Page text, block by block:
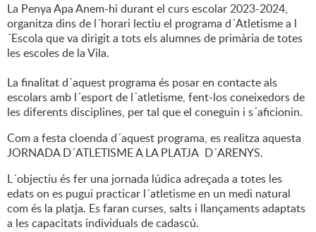
La Penya Apa Anem-hi durant el curs escolar 2023-2024,
organitza dins de l´horari lectiu el programa d´Atletisme a l
´Escola que va dirigit a tots els alumnes de primària de totes
les escoles de la Vila.
La finalitat d´aquest programa és posar en contacte als
escolars amb l´esport de l´atletisme, fent-los coneixedors de
les diferents disciplines, per tal que el coneguin i s´aficionin.
Com a festa cloenda d´aquest programa, es realitza aquesta
JORNADA D´ATLETISME A LA PLATJA D´ARENYS.
L´objectiu és fer una jornada lúdica adreçada a totes les
edats on es pugui practicar l´atletisme en un medi natural
com és la platja. Es faran curses, salts i llançaments adaptats
a les capacitats individuals de cadascú.